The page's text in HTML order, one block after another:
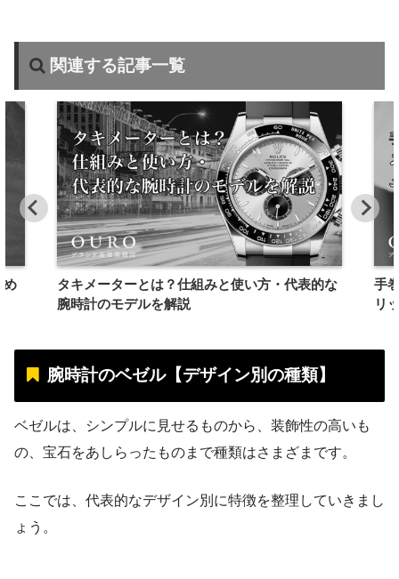
関連する記事一覧
め
タキメーターとは？仕組みと使い方・代表的な
腕時計のモデルを解説
手
リ
腕時計のベゼル【デザイン別の種類】
ベゼルは、シンプルに見せるものから、装飾性の高いも
の、宝石をあしらったものまで種類はさまざまです。
ここでは、代表的なデザイン別に特徴を整理していきまし
ょう。